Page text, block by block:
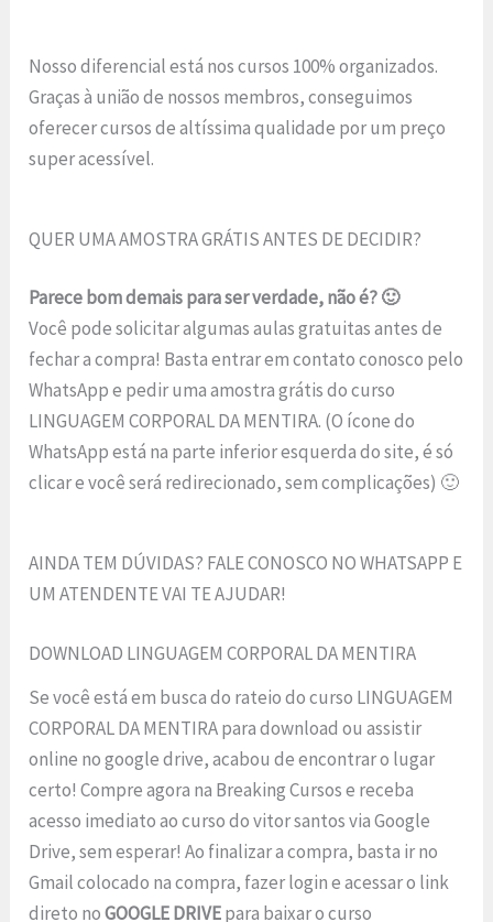
Nosso diferencial está nos cursos 100% organizados.
Graças à união de nossos membros, conseguimos
oferecer cursos de altíssima qualidade por um preço
super acessível.
QUER UMA AMOSTRA GRÁTIS ANTES DE DECIDIR?
Parece bom demais para ser verdade, não é? 🙂
Você pode solicitar algumas aulas gratuitas antes de
fechar a compra! Basta entrar em contato conosco pelo
WhatsApp e pedir uma amostra grátis do curso
LINGUAGEM CORPORAL DA MENTIRA. (O ícone do
WhatsApp está na parte inferior esquerda do site, é só
clicar e você será redirecionado, sem complicações) 🙂
AINDA TEM DÚVIDAS? FALE CONOSCO NO WHATSAPP E
UM ATENDENTE VAI TE AJUDAR!
DOWNLOAD LINGUAGEM CORPORAL DA MENTIRA
Se você está em busca do rateio do curso LINGUAGEM
CORPORAL DA MENTIRA para download ou assistir
online no google drive, acabou de encontrar o lugar
certo! Compre agora na Breaking Cursos e receba
acesso imediato ao curso do vitor santos via Google
Drive, sem esperar! Ao finalizar a compra, basta ir no
Gmail colocado na compra, fazer login e acessar o link
direto noGOOGLE DRIVEpara baixar o curso